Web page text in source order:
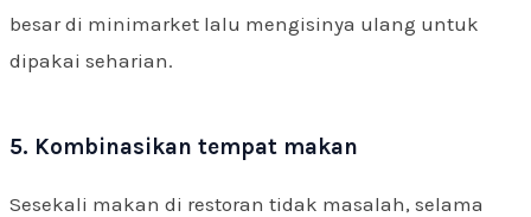
besar di minimarket lalu mengisinya ulang untuk
dipakai seharian.
5. Kombinasikan tempat makan
Sesekali makan di restoran tidak masalah, selama